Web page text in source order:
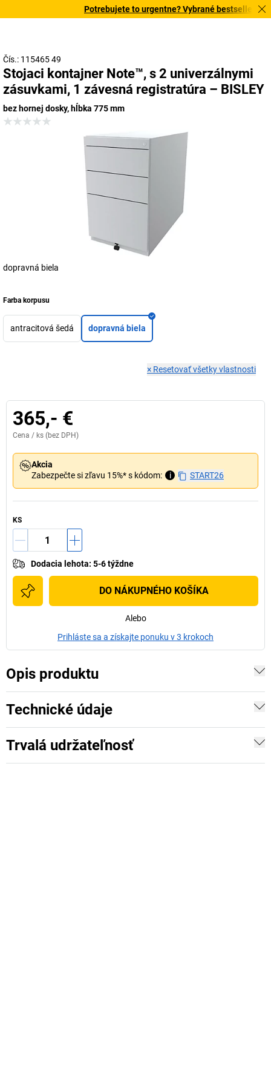
Potrebujete to urgentne? Vybrané bestsellery
Čís.: 115465 49
Stojaci kontajner Note™, s 2 univerzálnymi
zásuvkami, 1 závesná registratúra – BISLEY
bez hornej dosky, hĺbka 775 mm
dopravná biela
Farba korpusu
antracitová šedá dopravná biela
× Resetovať všetky vlastnosti
365,- €
Cena / ks (bez DPH)
Akcia
Zabezpečte si zľavu 15%* s kódom:
i START26
KS
Dodacia lehota: 5-6 týždne
DO NÁKUPNÉHO KOŠÍKA
Alebo
Prihláste sa a získajte ponuku v 3 krokoch
Opis produktu
Technické údaje
Trvalá udržateľnosť